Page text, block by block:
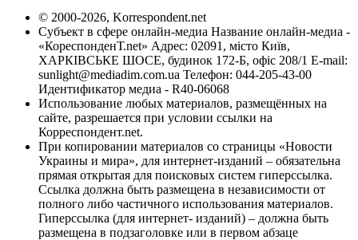
© 2000-2026, Korrespondent.net
Субъект в сфере онлайн-медиа Название онлайн-медиа -
«КореспонденТ.net» Адрес: 02091, місто Київ,
ХАРКІВСЬКЕ ШОСЕ, будинок 172-Б, офіс 208/1 E-mail:
sunlight@mediadim.com.ua Телефон: 044-205-43-00
Идентификатор медиа - R40-06068
Использование любых материалов, размещённых на
сайте, разрешается при условии ссылки на
Корреспондент.net.
При копировании материалов со страницы «Новости
Украины и мира», для интернет-изданий – обязательна
прямая открытая для поисковых систем гиперссылка.
Ссылка должна быть размещена в независимости от
полного либо частичного использования материалов.
Гиперссылка (для интернет- изданий) – должна быть
размещена в подзаголовке или в первом абзаце